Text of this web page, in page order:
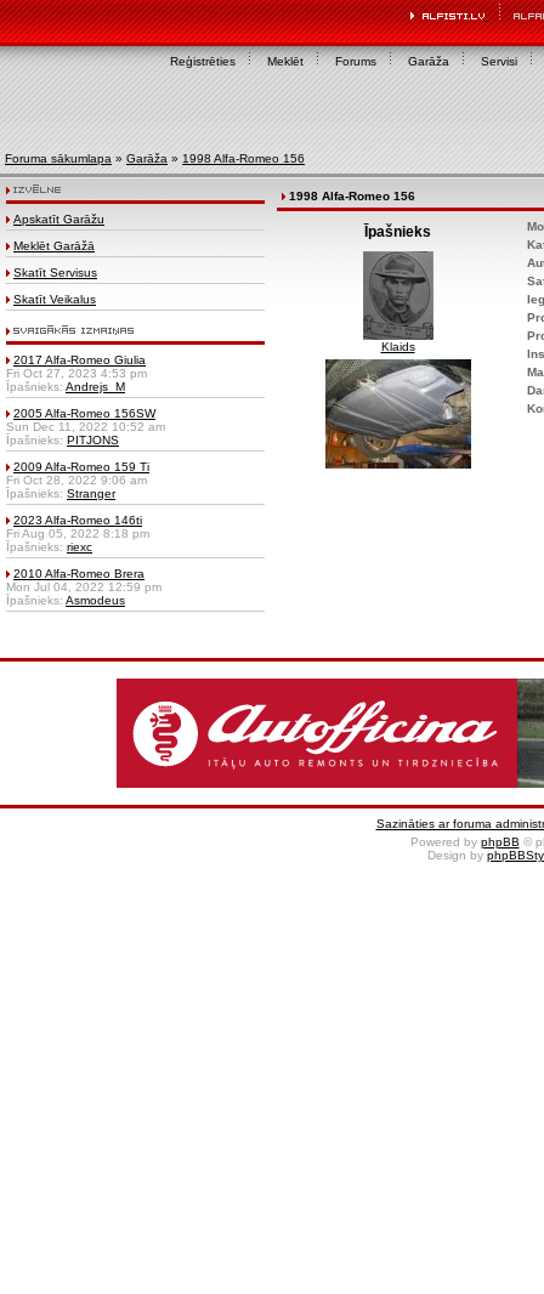
Reģistrēties Meklēt Forums Garāža Servisi
Foruma sākumlapa » Garāža » 1998 Alfa-Romeo 156
Apskatīt Garāžu
Meklēt Garāžā
Skatīt Servisus
Skatīt Veikalus
2017 Alfa-Romeo Giulia
Fri Oct 27, 2023 4:53 pm
Īpašnieks: Andrejs_M
2005 Alfa-Romeo 156SW
Sun Dec 11, 2022 10:52 am
Īpašnieks: PITJONS
2009 Alfa-Romeo 159 Ti
Fri Oct 28, 2022 9:06 am
Īpašnieks: Stranger
2023 Alfa-Romeo 146ti
Fri Aug 05, 2022 8:18 pm
Īpašnieks: riexc
2010 Alfa-Romeo Brera
Mon Jul 04, 2022 12:59 pm
Īpašnieks: Asmodeus
1998 Alfa-Romeo 156
Īpašnieks
Klaids
Sazināties ar foruma
Powered by phpBB ©
Design by